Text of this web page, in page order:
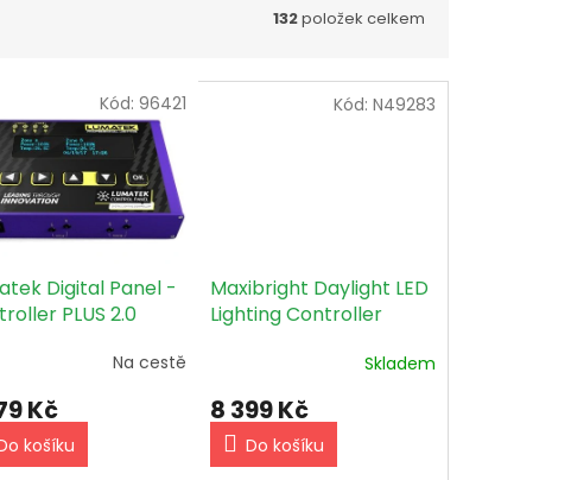
132položek celkem
Digital Panel -
PLUS 2.0
Na cestě
Kč
košíku
Kód:96421
Maxibright Daylight LED
Lighting Controller
Skladem
8 399 Kč
Do košíku
Kód: N49283